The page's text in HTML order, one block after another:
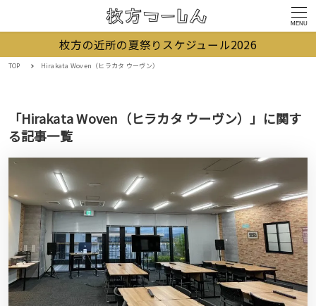
MENU
枚方の近所の夏祭りスケジュール2026
TOP Hirakata Woven（ヒラカタ ウーヴン）
「Hirakata Woven（ヒラカタ ウーヴン）」に関す
る記事一覧